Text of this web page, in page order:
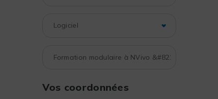
Vos coordonnées